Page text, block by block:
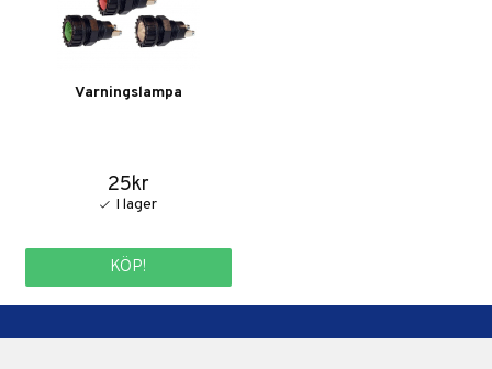
Varningslampa
25kr
KÖP!